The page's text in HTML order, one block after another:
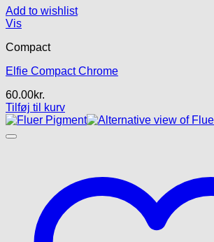
Add to wishlist
Vis
Compact
Elfie Compact Chrome
60.00kr.
Tilføj til kurv